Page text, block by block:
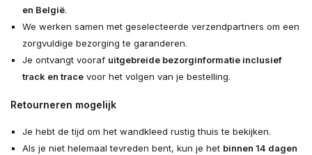
en België.
We werken samen met geselecteerde verzendpartners om een
zorgvuldige bezorging te garanderen.
Je ontvangt vooraf uitgebreide bezorginformatie inclusief
track en tracevoor het volgen van je bestelling.
Retourneren mogelijk
Je hebt de tijd om het wandkleed rustig thuis te bekijken.
Als je niet helemaal tevreden bent, kun je het binnen 14 dagen